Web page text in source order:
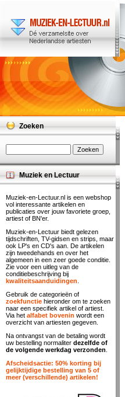
Zoeken
Muziek en Lectuur
Muziek-en-Lectuur.nl is een webshop
vol interessante artikelen en
publicaties over jouw favoriete groep,
artiest of BN'er.
Muziek-en-Lectuur biedt gelezen
tijdschriften, TV-gidsen en strips, maar
ook LP's en CD's aan. De artikelen
zijn tweedehands en over het
algemeen in een zeer goede conditie.
Zie voor een uitleg van de
conditiebeschrijving bij
kwaliteitsaanduidingen
Gebruik de categorieën of
zoekfunctie hieronder om te zoeken
naar een specifiek artikel of artiest.
Via het alfabet bovenin wordt een
overzicht van artiesten gegeven.
Na ontvangst van de betaling wordt
uw bestelling normaliter dezelfde of
de volgende werkdag verzonden
Afscheidsactie: 50% korting bij
gelijktijdige bestelling van 5 of
meer (verschillende) artikelen!